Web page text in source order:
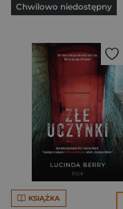
Chwilowo niedostępny
KSIĄŻKA